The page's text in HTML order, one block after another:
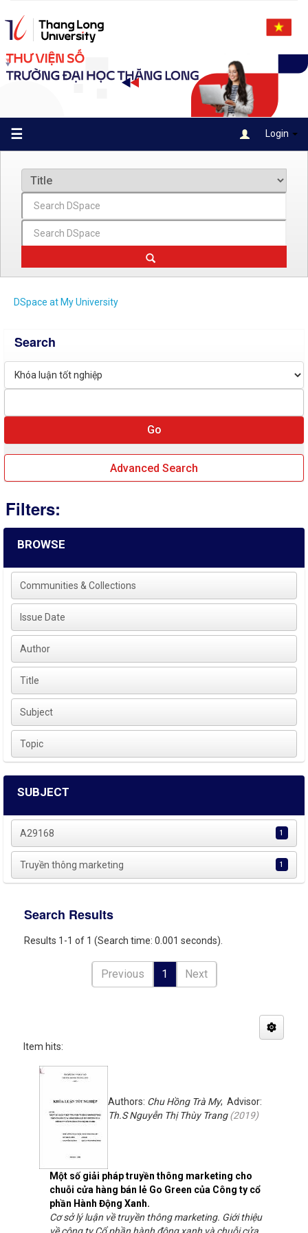
navigation
☰ Login
DSpace at My University
Search
Advanced Search
Filters:
BROWSE
Communities & Collections
Issue Date
Author
Title
Subject
Topic
SUBJECT
A29168 1
Truyền thông marketing 1
Search Results
Results 1-1 of 1 (Search time: 0.001 seconds).
Previous 1 Next
Item hits:
Một số giải pháp truyền thông marketing cho
chuỗi cửa hàng bán lẻ Go Green của Công ty cổ
phần Hành Động Xanh.
Authors: Chu Hồng Trà My; Advisor:
Th.S Nguyễn Thị Thùy Trang(2019)
Cơ sở lý luận về truyền thông marketing. Giới thiệu